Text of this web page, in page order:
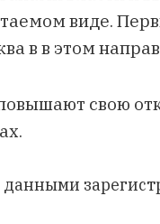
виде.
в в этом
свою